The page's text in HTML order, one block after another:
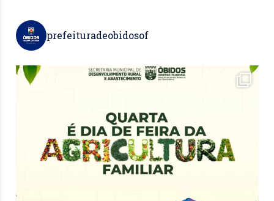
prefeituradeobidosof